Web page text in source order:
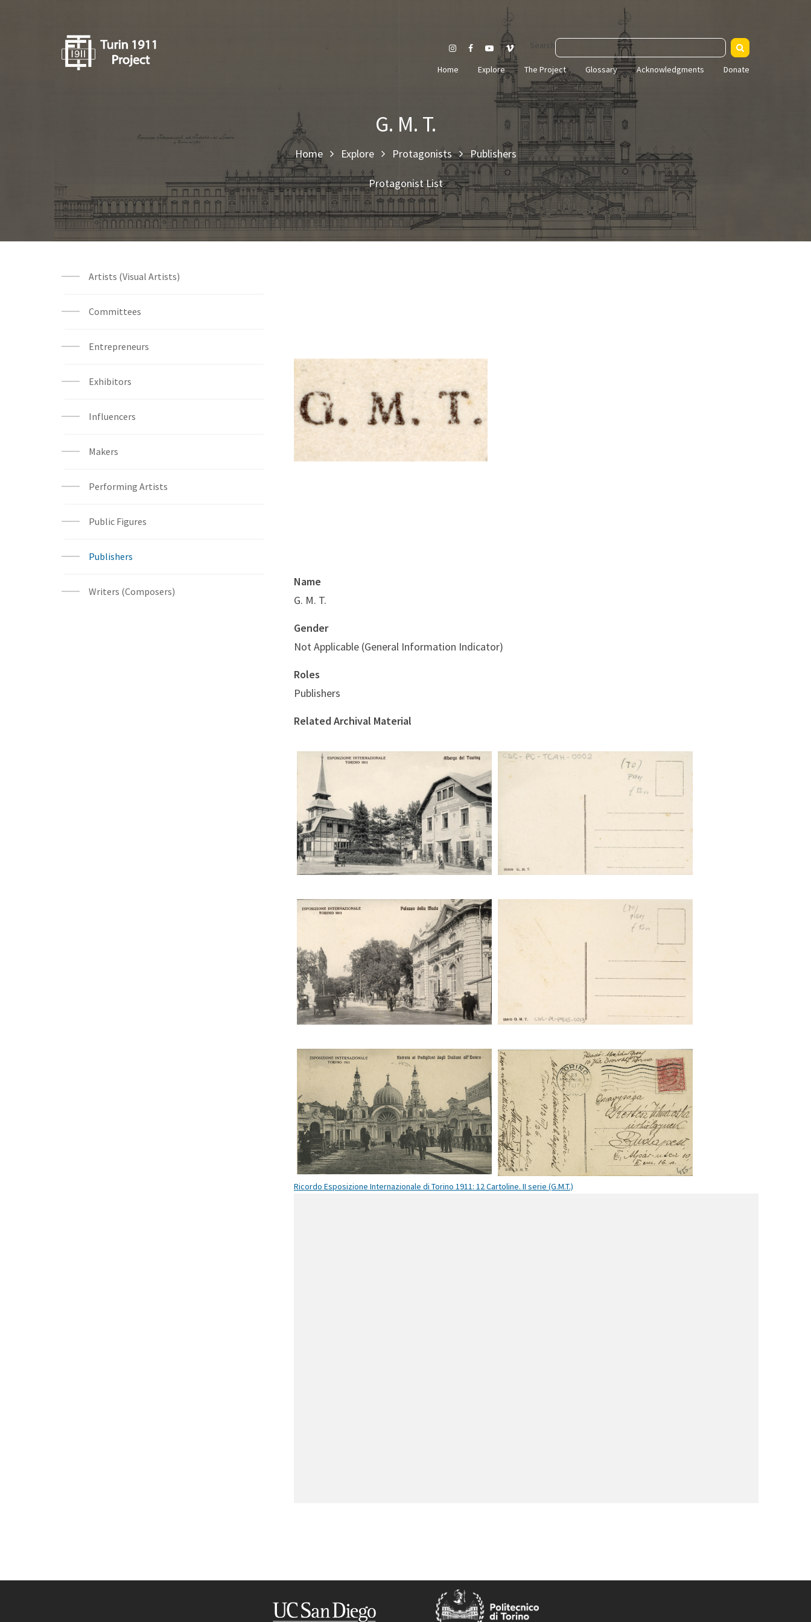
Search
Home Explore The Project Glossary Acknowledgments Donate
G. M. T.
Home Explore Protagonists Publishers
Protagonist List
Artists (Visual Artists)
Committees
Entrepreneurs
Exhibitors
Influencers
Makers
Performing Artists
Public Figures
Publishers
Writers (Composers)
Name
G. M. T.
Gender
Not Applicable (General Information Indicator)
Roles
Publishers
Related Archival Material
Albergo del Touring (G.M.T.) Albergo del Touring (G.M.T.)
Palazzo della Moda (25310 G.M.T.) Palazzo della Moda (25310 G.M.T.)
Entrata ai Padiglioni degli Italiani
all'Estero
Entrata ai Padiglioni degli Italiani
all'Estero
Ricordo Esposizione Internazionale di Torino 1911: 12 Cartoline. II serie (G.M.T.)